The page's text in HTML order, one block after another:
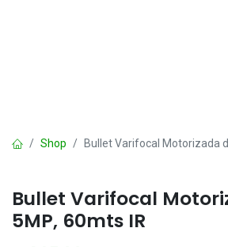
Shop Bullet Varifocal Motorizada
Bullet Varifocal
5MP, 60mts IR